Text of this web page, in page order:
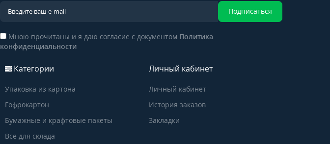
Подписаться
Мною прочитаны и я даю согласие с документом Политика
конфиденциальности
Категории
Упаковка из картона
Гофрокартон
Бумажные и крафтовые пакеты
Все для склада
Личный кабинет
Личный кабинет
История заказов
Закладки